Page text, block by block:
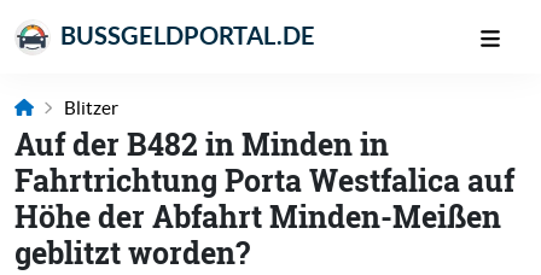
BUSSGELDPORTAL.DE
Blitzer
Auf der B482 in Minden in
Fahrtrichtung Porta Westfalica auf
Höhe der Abfahrt Minden-Meißen
geblitzt worden?